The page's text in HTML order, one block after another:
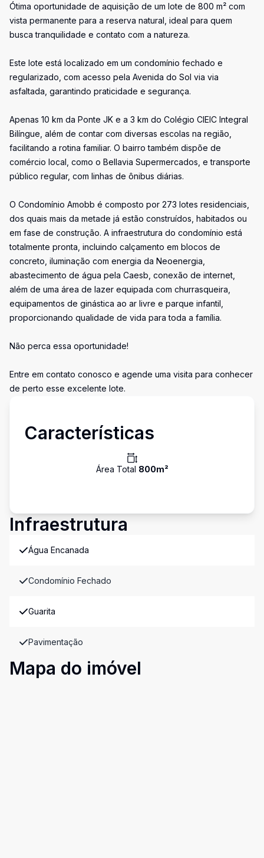
Ótima oportunidade de aquisição de um lote de 800 m² com
vista permanente para a reserva natural, ideal para quem
busca tranquilidade e contato com a natureza.
Este lote está localizado em um condomínio fechado e
regularizado, com acesso pela Avenida do Sol via via
asfaltada, garantindo praticidade e segurança.
Apenas 10 km da Ponte JK e a 3 km do Colégio CIEIC Integral
Bilíngue, além de contar com diversas escolas na região,
facilitando a rotina familiar. O bairro também dispõe de
comércio local, como o Bellavia Supermercados, e transporte
público regular, com linhas de ônibus diárias.
O Condomínio Amobb é composto por 273 lotes residenciais,
dos quais mais da metade já estão construídos, habitados ou
em fase de construção. A infraestrutura do condomínio está
totalmente pronta, incluindo calçamento em blocos de
concreto, iluminação com energia da Neoenergia,
abastecimento de água pela Caesb, conexão de internet,
além de uma área de lazer equipada com churrasqueira,
equipamentos de ginástica ao ar livre e parque infantil,
proporcionando qualidade de vida para toda a família.
Não perca essa oportunidade!
Entre em contato conosco e agende uma visita para conhecer
de perto esse excelente lote.
Características
Área Total 800m²
Infraestrutura
Água Encanada
Condomínio Fechado
Guarita
Pavimentação
Mapa do imóvel